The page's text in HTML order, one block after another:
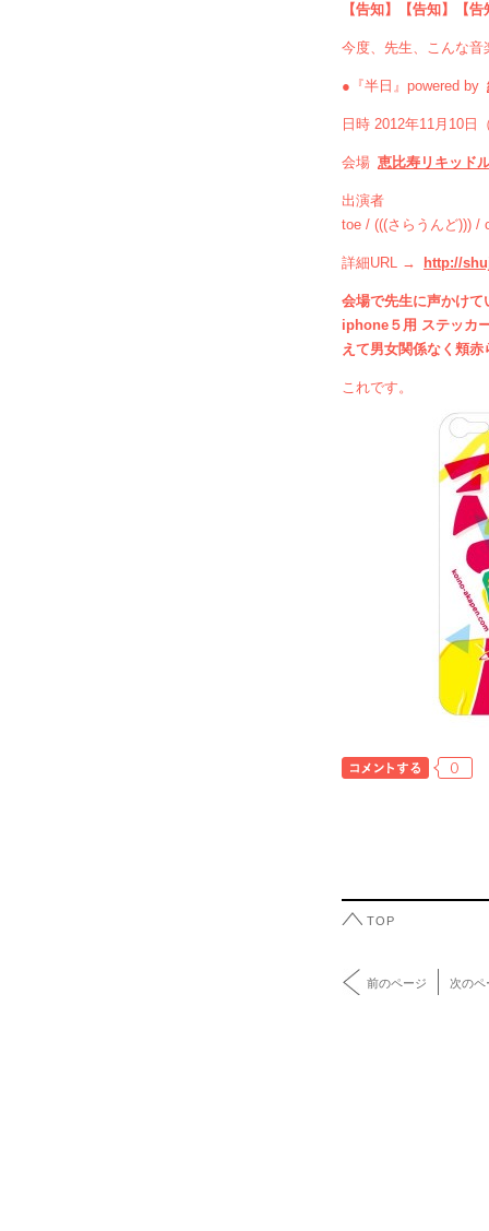
【告知】【告知】【
今度、先生、こんな
●『半日』powered by
日時 2012年11月10日
会場 恵比寿リキッド
出演者
toe / (((さらうんど))) /
詳細URL → http://
会場で先生に声かけ
iphone５用 ステッカ
えて男女関係なく頬
これです。
0
TOP
前のページ 次のペ